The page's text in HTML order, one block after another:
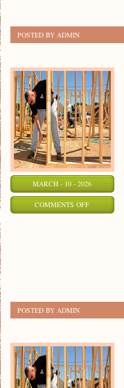
POSTED BY ADMIN
MARCH - 10 - 2026
COMMENTS OFFON
POSTED BY ADMIN